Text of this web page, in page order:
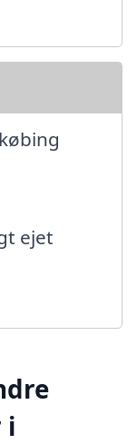
ejet
i